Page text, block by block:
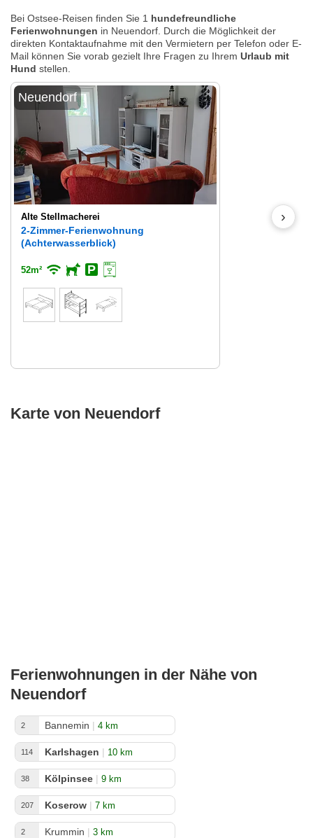
Bei Ostsee-Reisen finden Sie 1 hundefreundliche
Ferienwohnungen in Neuendorf. Durch die Möglichkeit der
direkten Kontaktaufnahme mit den Vermietern per Telefon oder E-
Mail können Sie vorab gezielt Ihre Fragen zu Ihrem Urlaub mit
Hund stellen.
Neuendorf
Alte Stellmacherei
2-Zimmer-Ferienwohnung
(Achterwasserblick)
52m²
›
Karte von Neuendorf
Ferienwohnungen in der Nähe von
Neuendorf
2 Bannemin | 4 km
114 Karlshagen | 10 km
38 Kölpinsee | 9 km
207 Koserow | 7 km
2 Krummin | 3 km